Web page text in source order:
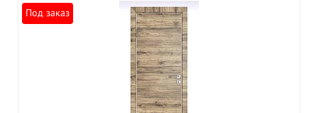
Под заказ